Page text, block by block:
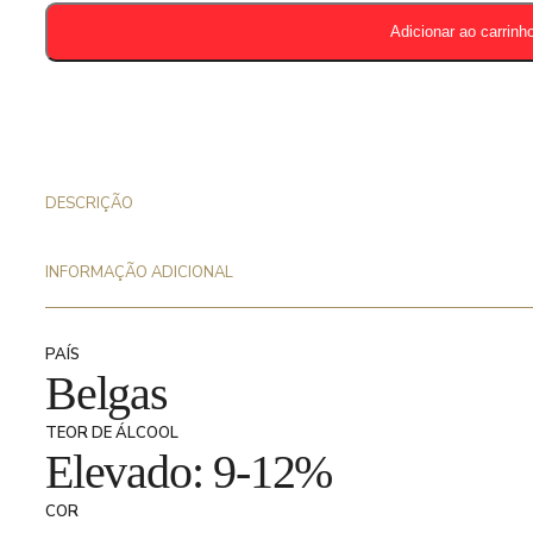
Quadrupel
33Cl
Adicionar ao
DESCRIÇÃO
INFORMAÇÃO ADICIONAL
PAÍS
Belgas
TEOR DE ÁLCOOL
Elevado: 9-12%
COR